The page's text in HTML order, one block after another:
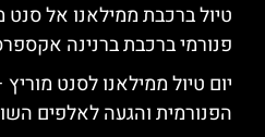
טיול ברכבת ממילאנו אל סנט
פנורמי ברכבת ברנינה
יום טיול ממילאנו לסנט
הפנורמית והגעה לאלפים